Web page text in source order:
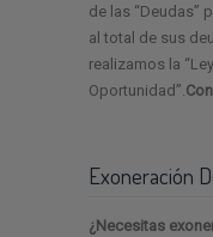
de las “Deudas”
al total de sus
realizamos la
Oportunidad”.
Exoneración
¿Necesitas